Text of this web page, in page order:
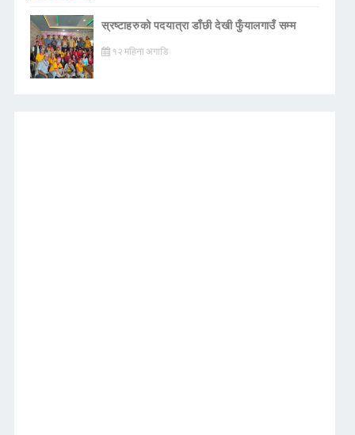
स्रष्टाहरुको पदयात्रा डाँछी देखी फुँयालगाउँ सम्म
१२ महिना अगाडि